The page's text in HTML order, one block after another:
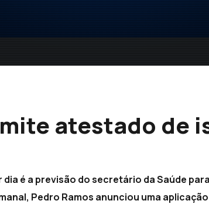
atestado de
é a previsão do secretário da Saúde
Pedro Ramos anunciou uma